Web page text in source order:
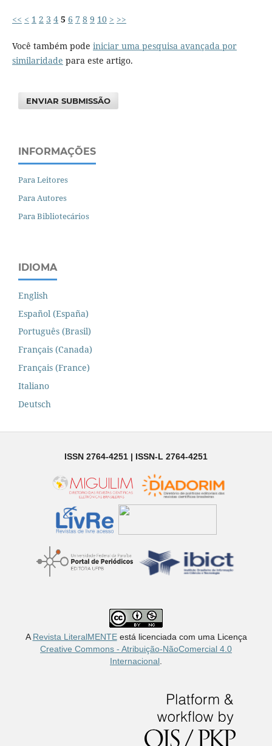
<< < 1 2 3 4 5 6 7 8 9 10 > >>
Você também pode iniciar uma pesquisa avançada por
similaridade para este artigo.
ENVIAR SUBMISSÃO
INFORMAÇÕES
Para Leitores
Para Autores
Para Bibliotecários
IDIOMA
English
Español (España)
Português (Brasil)
Français (Canada)
Français (France)
Italiano
Deutsch
ISSN 2764-4251 | ISSN-L 2764-4251
ARevista LiteralMENTEestá licenciada com uma Licença
Creative Commons - Atribuição-NãoComercial 4.0
Internacional.